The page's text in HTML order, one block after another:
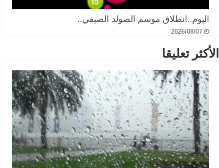
اليوم..انطلاق موسم الصولد الصيفي..
2026/08/07
الأكثر تعليقا